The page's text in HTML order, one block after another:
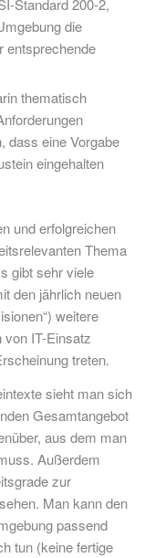
Standard 200-2,
die
entsprechende
thematisch
dass eine Vorgabe
eingehalten
und erfolgreichen
Thema
gibt sehr viele
den jährlich neuen
weitere
IT-Einsatz
treten.
sieht man sich
Gesamtangebot
aus dem man
Außerdem
zur
Man kann den
passend
tun (keine fertige